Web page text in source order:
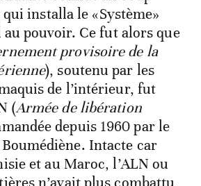
qui installa le «Système»
au pouvoir. Ce fut alors que
provisoire de la
), soutenu par les
de l’intérieur, fut
(Armée de libération
depuis 1960 par le
Intacte car
et au Maroc, l’ALN ou
n’avait plus combattu